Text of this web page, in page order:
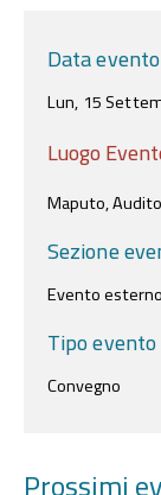
Data evento
Lun, 15
Luogo
Maputo,
Sezione
Evento esterno
Tipo evento
Convegno
Prossimi